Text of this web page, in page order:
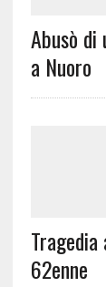
Abusò di
a Nuoro
62enne